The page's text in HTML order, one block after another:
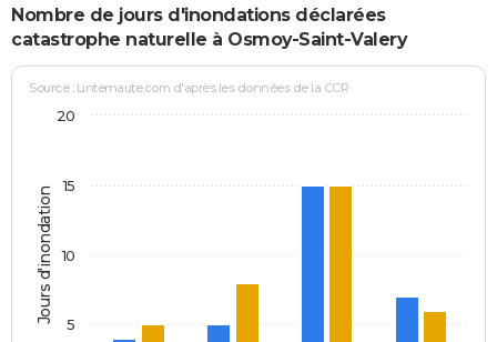
Nombre de jours d'inondations déclarées
catastrophe naturelle à Osmoy-Saint-Valery
Jours d'inondation
Source : Linternaute.com d'après les données de la CCR
5
10
15
20